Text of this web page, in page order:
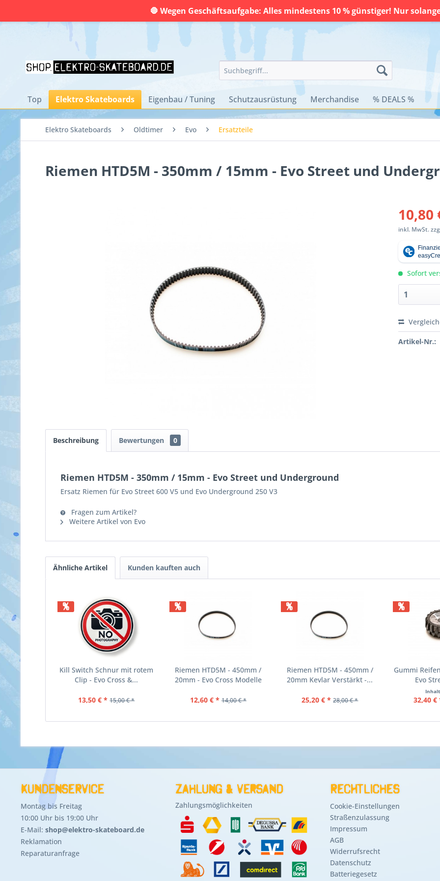
🛑 Wegen Geschäftsaufgabe: Alles mindestens 10 % günstiger! Nur
Top Elektro Skateboards Eigenbau / Tuning Schutzausrüstung Merchandise % DEALS %
Elektro Skateboards Oldtimer Evo Ersatzteile
Riemen HTD5M - 350mm / 15mm - Evo Street und
10,80
inkl. MwSt.
Sofort
Artikel-Nr.:
Beschreibung Bewertungen 0
Riemen HTD5M - 350mm / 15mm - Evo Street und Underground
Ersatz Riemen für Evo Street 600 V5 und Evo Underground 250 V3
Fragen zum Artikel?
Weitere Artikel von Evo
Ähnliche Artikel Kunden kauften auch
%
Kill Switch Schnur mit rotem
Clip - Evo Cross &...
13,50 € * 15,00 € *
%
Riemen HTD5M - 450mm /
20mm - Evo Cross Modelle
12,60 € * 14,00 € *
%
Riemen HTD5M - 450mm /
20mm Kevlar Verstärkt -...
25,20 € * 28,00 € *
%
Gummi
Evo
32,40 €
Kundenservice
Montag bis Freitag
10:00 Uhr bis 19:00 Uhr
E-Mail: shop@elektro-skateboard.de
Reklamation
Reparaturanfrage
Zahlung & Versand
Zahlungsmöglichkeiten
Rechtliches
Cookie-Einstellungen
Straßenzulassung
Impressum
AGB
Widerrufsrecht
Datenschutz
Batteriegesetz